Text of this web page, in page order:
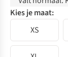
Kies je maat:
XS